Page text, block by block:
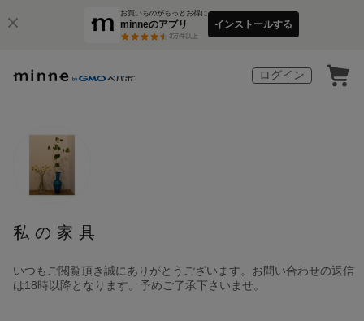
お買いものがもっとお得に
minneのアプリ
3万件以上
インストールする
ログイン
私の家具
いつもご閲覧頂き誠にありがとうございます。お問い合わせの返信
は18時以降となります。予めご了承下さいませ。